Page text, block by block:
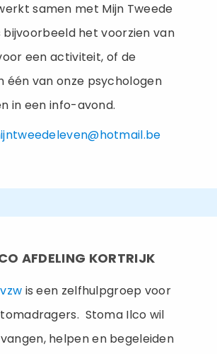
samen met Mijn Tweede
bijvoorbeeld het voorzien van
een activiteit, of de
één van onze psychologen
in een info-avond.
AFDELING KORTRIJK
is een zelfhulpgroep voor
Stoma Ilco wil
helpen en begeleiden